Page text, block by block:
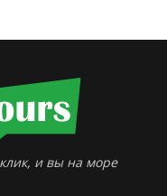
и вы на море